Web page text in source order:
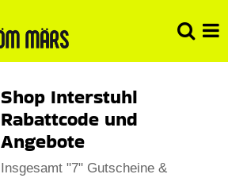
Shop Interstuhl
Rabattcode und
Angebote
Insgesamt "7" Gutscheine &